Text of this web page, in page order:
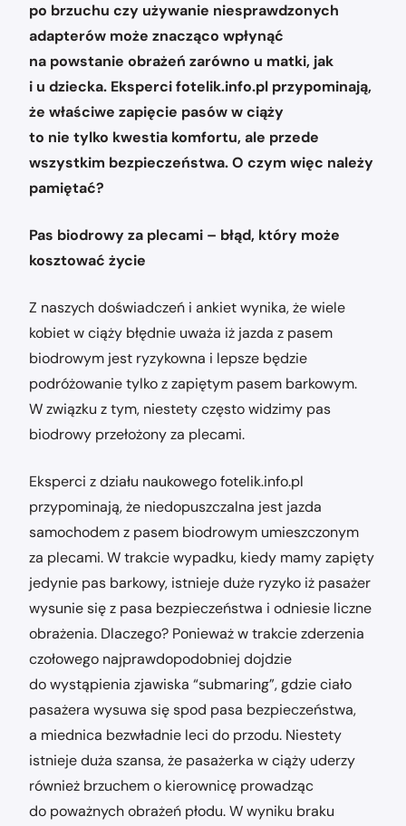
po brzuchu czy używanie niesprawdzonych
adapterów może znacząco wpłynąć
na powstanie obrażeń zarówno u matki, jak
i u dziecka. Eksperci fotelik.info.pl przypominają,
że właściwe zapięcie pasów w ciąży
to nie tylko kwestia komfortu, ale przede
wszystkim bezpieczeństwa. O czym więc należy
pamiętać?
Pas biodrowy za plecami – błąd, który może
kosztować życie
Z naszych doświadczeń i ankiet wynika, że wiele
kobiet w ciąży błędnie uważa iż jazda z pasem
biodrowym jest ryzykowna i lepsze będzie
podróżowanie tylko z zapiętym pasem barkowym.
W związku z tym, niestety często widzimy pas
biodrowy przełożony za plecami.
Eksperci z działu naukowego fotelik.info.pl
przypominają, że niedopuszczalna jest jazda
samochodem z pasem biodrowym umieszczonym
za plecami. W trakcie wypadku, kiedy mamy zapięty
jedynie pas barkowy, istnieje duże ryzyko iż pasażer
wysunie się z pasa bezpieczeństwa i odniesie liczne
obrażenia. Dlaczego? Ponieważ w trakcie zderzenia
czołowego najprawdopodobniej dojdzie
do wystąpienia zjawiska “submaring”, gdzie ciało
pasażera wysuwa się spod pasa bezpieczeństwa,
a miednica bezwładnie leci do przodu. Niestety
istnieje duża szansa, że pasażerka w ciąży uderzy
również brzuchem o kierownicę prowadząc
do poważnych obrażeń płodu. W wyniku braku